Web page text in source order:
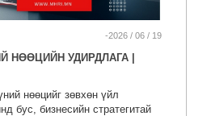
-2026 / 06 / 19
НӨӨЦИЙН УДИРДЛАГА |
нөөцийг зөвхөн үйл
бус, бизнесийн стратегитай